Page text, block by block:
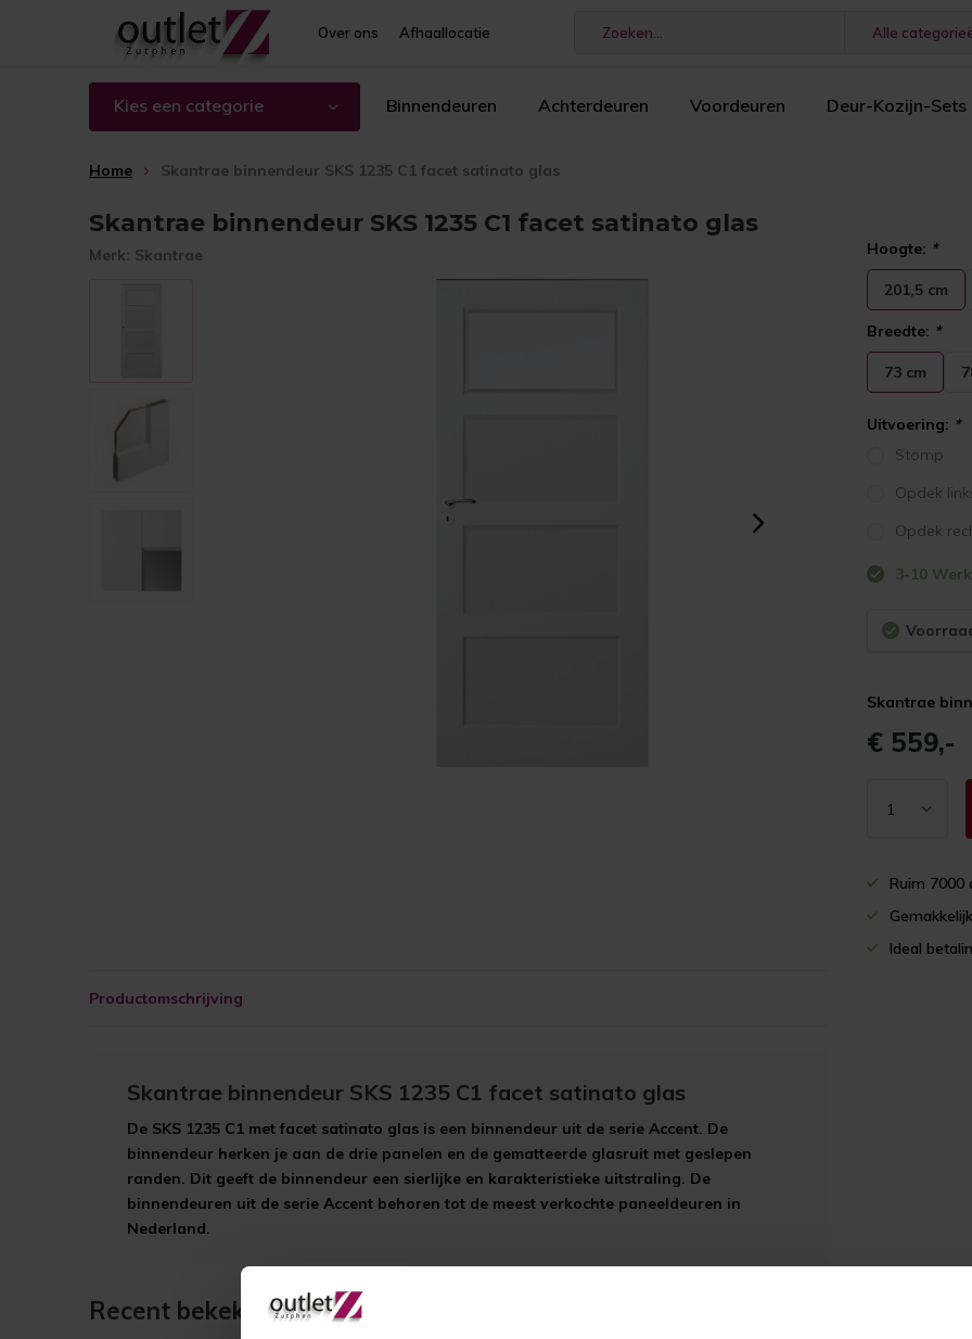
Over ons Afhaallocatie Alle
Kies een categorie Binnendeuren Achterdeuren Voordeuren Deur-Kozijn-Sets
Home Skantrae binnendeur SKS 1235 C1 facet satinato glas
Skantrae binnendeur SKS 1235 C1 facet satinato glas
Merk: Skantrae Hoogte: *
201,5 cm
Breedte: *
73 cm
Uitvoering: *
Stomp
Opdek
Opdek
3-10
Skantrae
€ 559,-
Ruim 7000
Ideal
Productomschrijving
Skantrae binnendeur SKS 1235 C1 facet satinato glas
De SKS 1235 C1 met facet satinato glas is een binnendeur uit de serie Accent. De
binnendeur herken je aan de drie panelen en de gematteerde glasruit met geslepen
randen. Dit geeft de binnendeur een sierlijke en karakteristieke uitstraling. De
binnendeuren uit de serie Accent behoren tot de meest verkochte paneeldeuren in
Nederland.
Recent bekeken